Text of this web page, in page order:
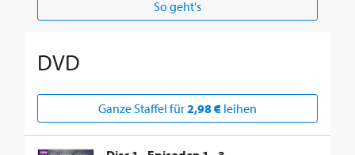
So geht's
DVD
Ganze Staffel für2,98 € leihen